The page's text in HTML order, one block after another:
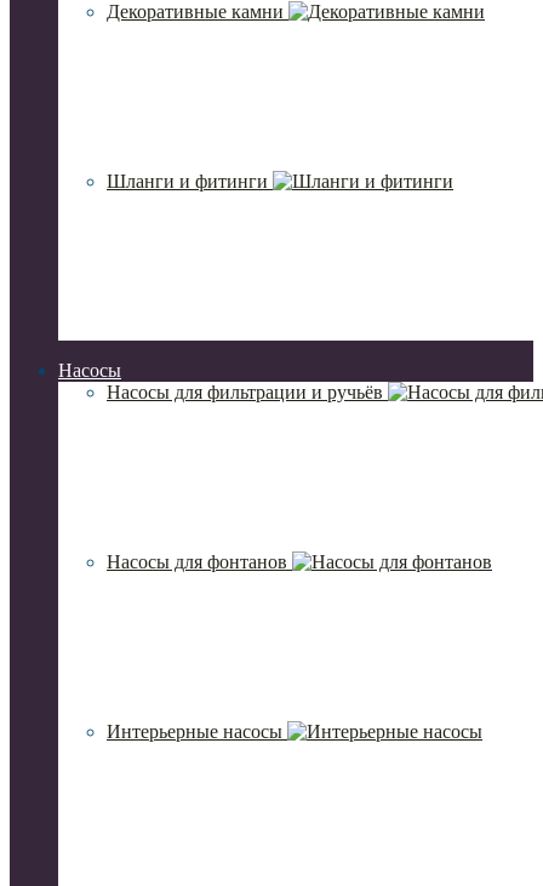
Декоративные камни
Шланги и фитинги
Насосы
Насосы для фильтрации и ручьёв
Насосы для фонтанов
Интерьерные насосы